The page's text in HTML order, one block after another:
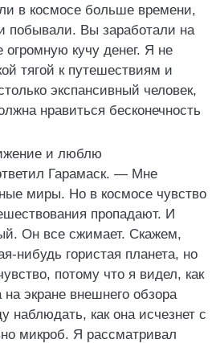
в космосе больше времени,
побывали. Вы заработали на
огромную кучу денег. Я не
тягой к путешествиям и
экспансивный человек,
нравиться бесконечность
и люблю
Гарамаск. — Мне
миры. Но в космосе чувство
пропадают. И
Он все сжимает. Скажем,
нибудь гористая планета, но
потому что я видел, как
на экране внешнего обзора
наблюдать, как она исчезнет с
микроб. Я рассматривал